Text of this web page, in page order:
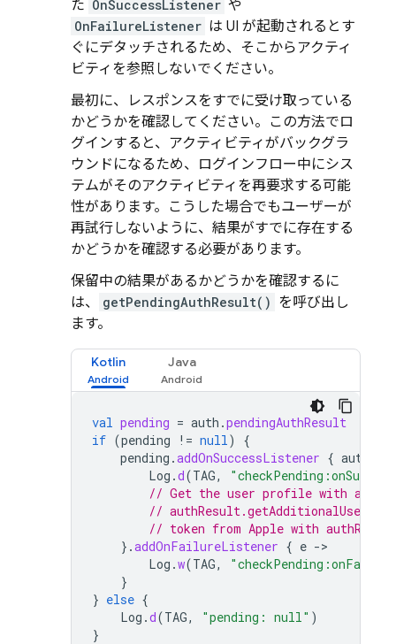
た OnSuccessListener や
OnFailureListener は UI が起動されるとす
ぐにデタッチされるため、そこからアクティ
ビティを参照しないでください。
最初に、レスポンスをすでに受け取っている
かどうかを確認してください。この方法でロ
グインすると、アクティビティがバックグラ
ウンドになるため、ログインフロー中にシス
テムがそのアクティビティを再要求する可能
性があります。こうした場合でもユーザーが
再試行しないように、結果がすでに存在する
かどうかを確認する必要があります。
保留中の結果があるかどうかを確認するに
は、
getPendingAuthResult() を呼び出し
ます。
Kotlin Java
val pending = auth .pendingAuthResult
if (pending != null)
{
pending .addOnSuccessListener {
Log .d(TAG,
// Get the user profile with
//
// token from Apple with
}.addOnFailureListener { e -
Log .w(TAG,
}
} else {
Log .d(TAG, "pending: null" )
}